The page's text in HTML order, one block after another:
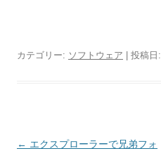
カテゴリー: ソフトウェア | 投稿日:
投
← エクスプローラーで兄弟フォ